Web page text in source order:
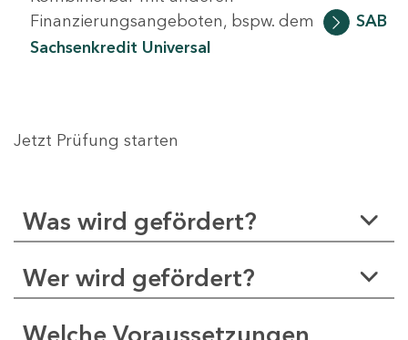
Finanzierungsangeboten, bspw. dem
SAB
Sachsenkredit Universal
Jetzt Prüfung starten
Was wird gefördert?
Wer wird gefördert?
Welche Voraussetzungen